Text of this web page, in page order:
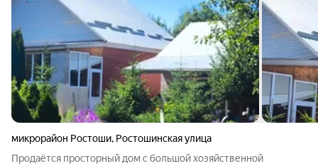
микрорайон Ростоши, Ростошинская улица
Продаётся просторный дом с большой хозяйственной